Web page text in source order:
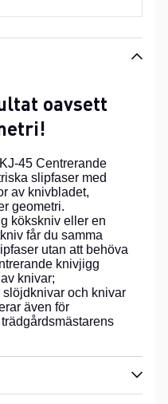
oavsett
45 Centrerande
slipfaser med
av knivbladet,
geometri.
kökskniv eller en
får du samma
utan att behöva
knivjigg
knivar;
slöjdknivar och knivar
även för